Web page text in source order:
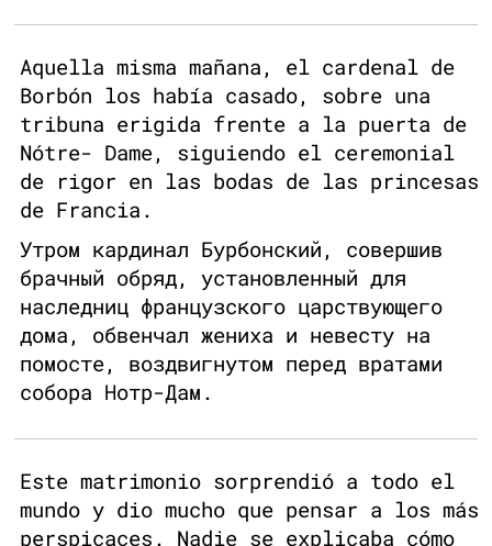
Aquella misma mañana, el cardenal de
Borbón los había casado, sobre una
tribuna erigida frente a la puerta de
Nótre- Dame, siguiendo el ceremonial
de rigor en las bodas de las princesas
de Francia.
Утром кардинал Бурбонский, совершив
брачный обряд, установленный для
наследниц французского царствующего
дома, обвенчал жениха и невесту на
помосте, воздвигнутом перед вратами
собора Нотр-Дам.
Este matrimonio sorprendió a todo el
mundo y dio mucho que pensar a los más
perspicaces. Nadie se explicaba cómo